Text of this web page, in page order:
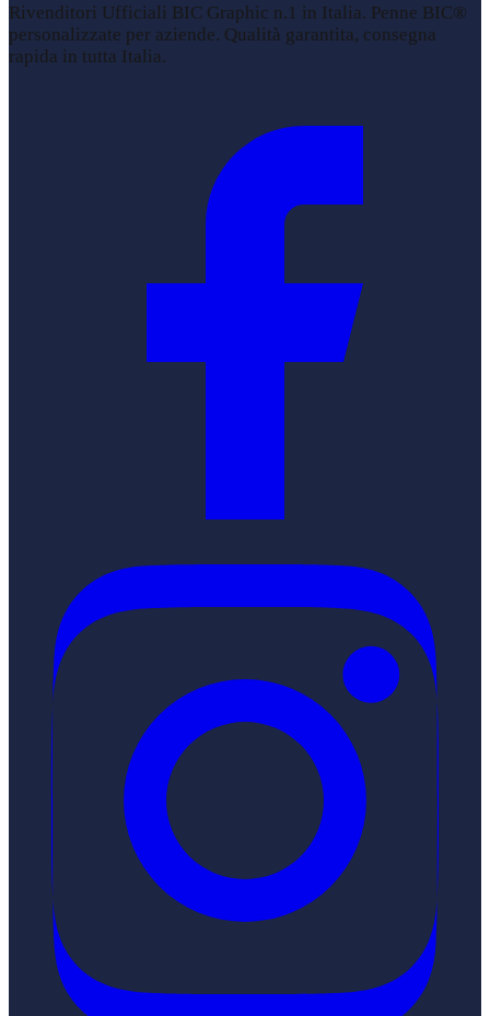
Rivenditori Ufficiali BIC Graphic n.1 in Italia. Penne BIC®
personalizzate per aziende. Qualità garantita, consegna
rapida in tutta Italia.